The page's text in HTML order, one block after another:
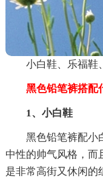
小白鞋、乐福鞋
黑色铅笔裤搭配
1、小白鞋
黑色铅笔裤配小
中性的帅气风格，而
是非常高街又休闲的